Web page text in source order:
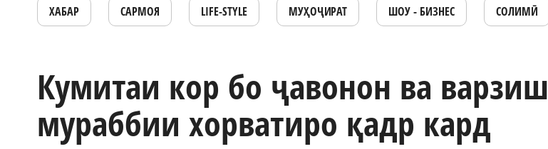
ХАБАР САРМОЯ LIFE-STYLE МУҲОҶИРАТ ШОУ - БИЗНЕС СОЛИМӢ
Кумитаи кор бо ҷавонон ва варзиш
мураббии хорватиро қадр кард